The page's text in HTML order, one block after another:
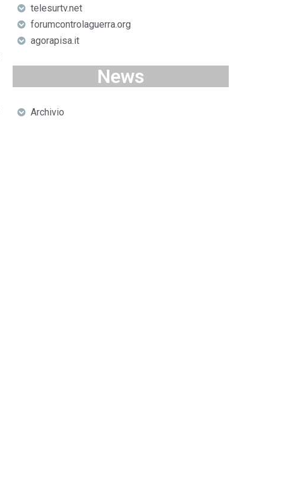
telesurtv.net
forumcontrolaguerra.org
agorapisa.it
News
Archivio